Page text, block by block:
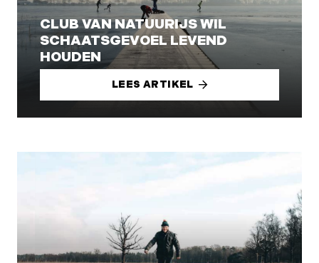
CLUB VAN NATUURIJS WIL
SCHAATSGEVOEL LEVEND
HOUDEN
LEES ARTIKEL